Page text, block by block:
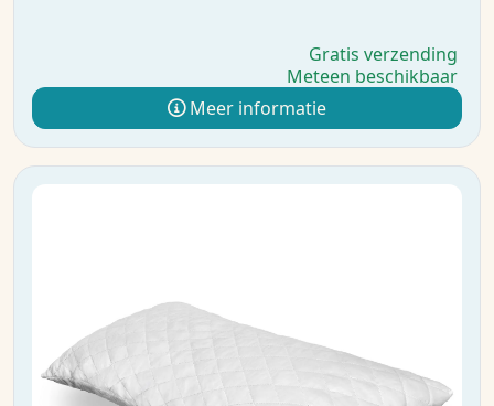
Gratis verzending
Meteen beschikbaar
Meer informatie